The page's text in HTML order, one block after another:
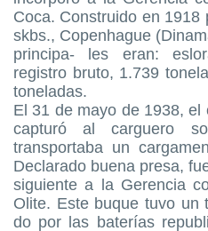
Coca. Construido en
skbs., Copenhague
principa- les eran:
registro bruto, 1.739
toneladas.
El 31 de mayo de 1938, el
capturó al carguero
transportaba un
Declarado buena presa,
siguiente a la Gerencia
Olite. Este buque tuvo un
do por las baterías